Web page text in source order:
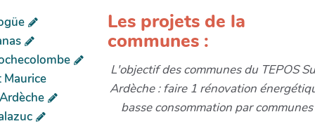
Maurice
Les projets de la
communes :
L'objectif des communes du TEPOS
Ardèche : faire 1 rénovation
basse consommation par communes